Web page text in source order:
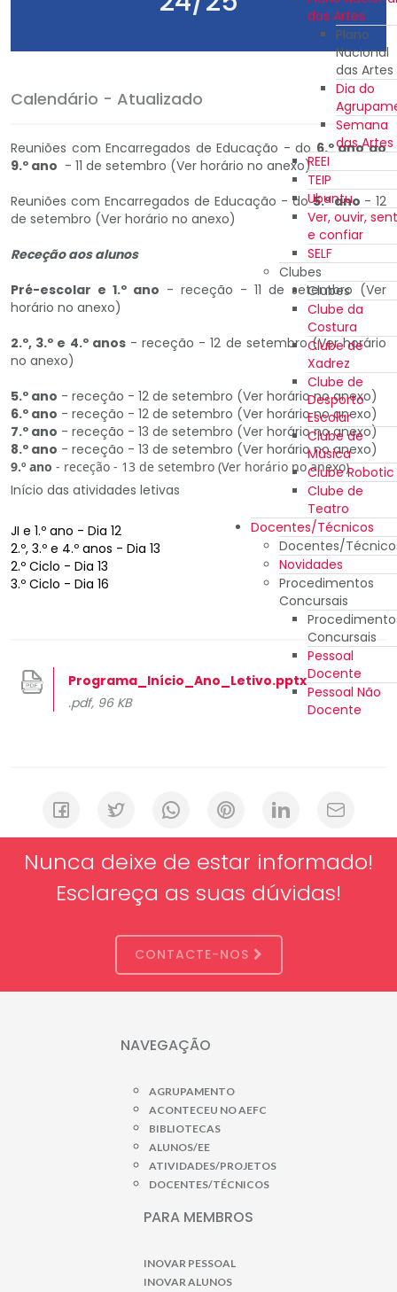
das Artes
Plano
Nacional
das Artes
Dia do
Semana
das Artes
REEI
TEIP
Ubuntu
Ver, ouvir,
e confiar
SELF
Clubes
Clubes
Clube da
Costura
Clube de
Xadrez
Clube de
Desporto
Escolar
Clube de
Música
Clube Robotic
Clube de
Teatro
Docentes/Técnicos
Docentes/
Novidades
Procedimentos
Concursais
Concursais
Pessoal
Docente
Pessoal Não
Docente
Calendário - Atualizado
Reuniões com Encarregados de Educação - do6.º ano ao
9.º ano - 11 de setembro (Ver horário no anexo)
Reuniões com Encarregados de Educação - do5.º ano - 12
de setembro (Ver horário no anexo)
Receção aos alunos
Pré-escolar e 1.º ano - receção - 11 de setembro (Ver
horário no anexo)
2.º, 3.º e 4.º anos- receção - 12 de setembro (Ver horário
no anexo)
5.º ano - receção - 12 de setembro (Ver horário no anexo)
6.º ano - receção - 12 de setembro (Ver horário no anexo)
7.º ano - receção - 13 de setembro (Ver horário no anexo)
8.º ano - receção - 13 de setembro (Ver horário no anexo)
9.º ano - receção - 13 de setembro (Ver horário no anexo)
Início das atividades letivas
JI e 1.º ano - Dia 12
2.º, 3.º e 4.º anos - Dia 13
2.º Ciclo - Dia 13
3.º Ciclo - Dia 16
Programa_Início_Ano_Letivo.pptx
.pdf, 96 KB
Nunca deixe de estar informado!
Esclareça as suas dúvidas!
CONTACTE-NOS
NAVEGAÇÃO
AGRUPAMENTO
ACONTECEU NO AEFC
BIBLIOTECAS
ALUNOS/EE
ATIVIDADES/PROJETOS
DOCENTES/TÉCNICOS
PARA MEMBROS
INOVAR PESSOAL
INOVAR ALUNOS